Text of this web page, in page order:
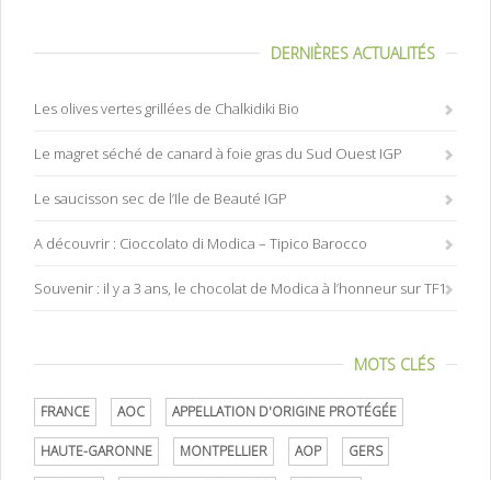
DERNIÈRES ACTUALITÉS
Les olives vertes grillées de Chalkidiki Bio
Le magret séché de canard à foie gras du Sud Ouest IGP
Le saucisson sec de l’Ile de Beauté IGP
A découvrir : Cioccolato di Modica – Tipico Barocco
Souvenir : il y a 3 ans, le chocolat de Modica à l’honneur sur TF1
MOTS CLÉS
FRANCE AOC APPELLATION D'ORIGINE PROTÉGÉE
HAUTE-GARONNE MONTPELLIER AOP GERS